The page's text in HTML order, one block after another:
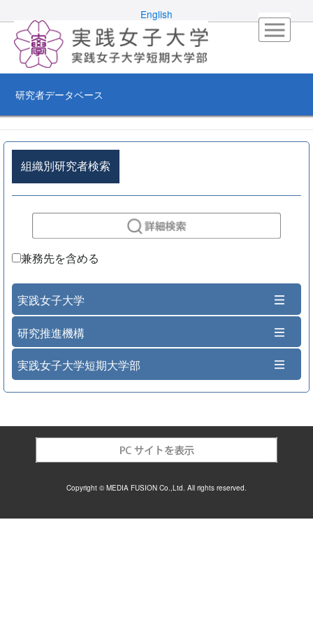
English
研究者データベース
組織別研究者検索
兼務先を含める
実践女子大学
研究推進機構
実践女子大学短期大学部
Copyright © MEDIA FUSION Co.,Ltd. All rights reserved.